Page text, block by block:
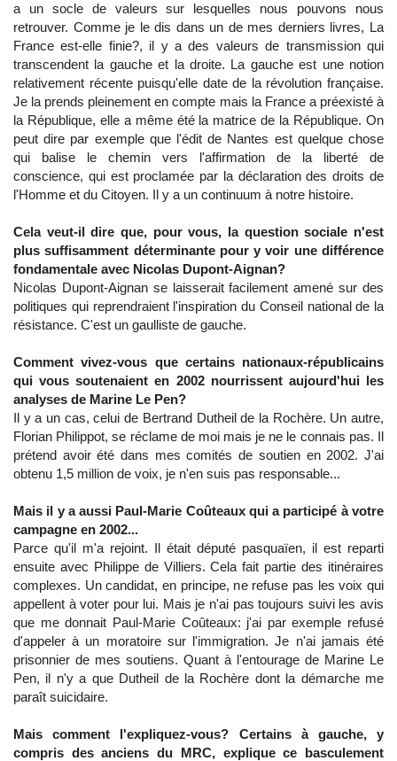
a un socle de valeurs sur lesquelles nous pouvons nous
retrouver. Comme je le dis dans un de mes derniers livres, La
France est-elle finie?, il y a des valeurs de transmission qui
transcendent la gauche et la droite. La gauche est une notion
relativement récente puisqu'elle date de la révolution française.
Je la prends pleinement en compte mais la France a préexisté à
la République, elle a même été la matrice de la République. On
peut dire par exemple que l'édit de Nantes est quelque chose
qui balise le chemin vers l'affirmation de la liberté de
conscience, qui est proclamée par la déclaration des droits de
l'Homme et du Citoyen. Il y a un continuum à notre histoire.
Cela veut-il dire que, pour vous, la question sociale n'est
plus suffisamment déterminante pour y voir une différence
fondamentale avec Nicolas Dupont-Aignan?
Nicolas Dupont-Aignan se laisserait facilement amené sur des
politiques qui reprendraient l'inspiration du Conseil national de la
résistance. C'est un gaulliste de gauche.
Comment vivez-vous que certains nationaux-républicains
qui vous soutenaient en 2002 nourrissent aujourd'hui les
analyses de Marine Le Pen?
Il y a un cas, celui de Bertrand Dutheil de la Rochère. Un autre,
Florian Philippot, se réclame de moi mais je ne le connais pas. Il
prétend avoir été dans mes comités de soutien en 2002. J'ai
obtenu 1,5 million de voix, je n'en suis pas responsable...
Mais il y a aussi Paul-Marie Coûteaux qui a participé à votre
campagne en 2002...
Parce qu'il m'a rejoint. Il était député pasquaïen, il est reparti
ensuite avec Philippe de Villiers. Cela fait partie des itinéraires
complexes. Un candidat, en principe, ne refuse pas les voix qui
appellent à voter pour lui. Mais je n'ai pas toujours suivi les avis
que me donnait Paul-Marie Coûteaux: j'ai par exemple refusé
d'appeler à un moratoire sur l'immigration. Je n'ai jamais été
prisonnier de mes soutiens. Quant à l'entourage de Marine Le
Pen, il n'y a que Dutheil de la Rochère dont la démarche me
paraît suicidaire.
Mais comment l'expliquez-vous? Certains à gauche, y
compris des anciens du MRC, explique ce basculement